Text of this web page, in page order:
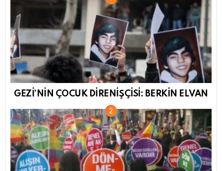
GEZİ’NİN ÇOCUK DİRENİŞÇİSİ: BERKİN ELVAN